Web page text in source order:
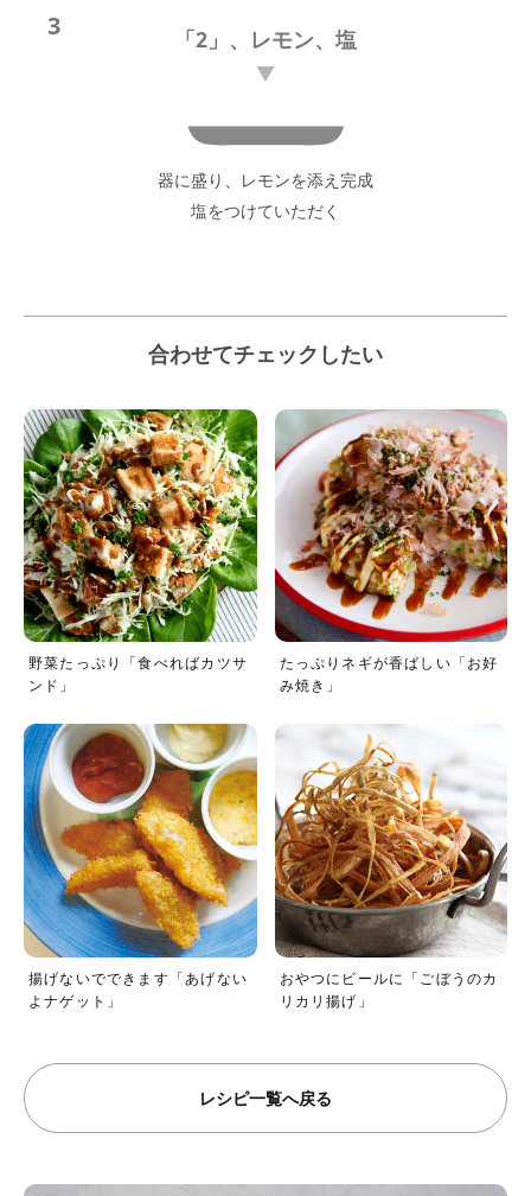
3 「2」、レモン、塩
器に盛り、レモンを添え完成
塩をつけていただく
合わせてチェックしたい
野菜たっぷり「食べればカツサ
ンド」
たっぷりネギが香ばしい「お好
み焼き」
揚げないでできます「あげない
よナゲット」
おやつにビールに「ごぼうのカ
リカリ揚げ」
レシピ一覧へ戻る